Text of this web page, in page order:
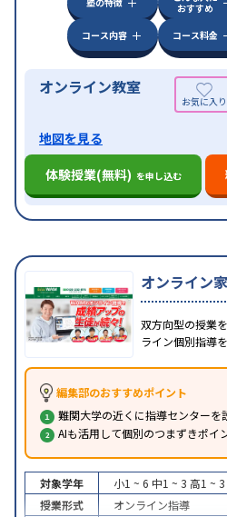
特徴 オンライン対応 1科
みの受講可
自習室あり
おすすめ
コース内容
コース料金
オンライン教室
地図を見る
体験授業(無料) を申し込む
オンライン
双方向型の授業
ライン個別指導
編集部のおすすめポイント
難関大学の近くに指導センターを
AIも活用して個別のつまずきポイ
対象学年 小1 ~ 6 中1 ~ 3 高1 ~ 3
授業形式
オンライン指導